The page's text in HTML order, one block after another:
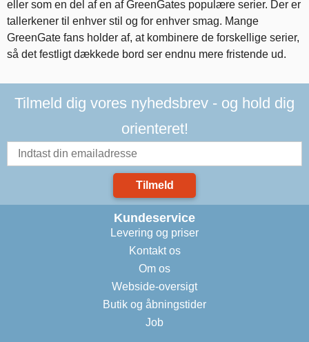
eller som en del af en af GreenGates populære serier. Der er
tallerkener til enhver stil og for enhver smag. Mange
GreenGate fans holder af, at kombinere de forskellige serier,
så det festligt dækkede bord ser endnu mere fristende ud.
Tilmeld dig vores nyhedsbrev - og hold dig
orienteret!
Tilmeld
Kundeservice
Levering og priser
Kontakt os
Om os
Webside-oversigt
Butik og åbningstider
Job